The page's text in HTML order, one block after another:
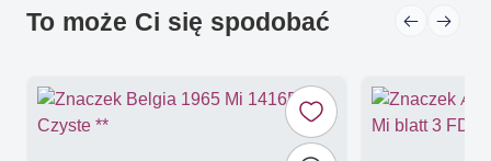
To może Ci się spodobać